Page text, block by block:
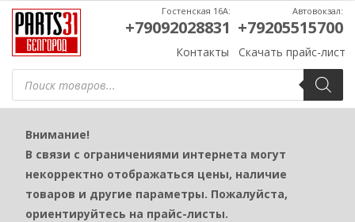
Поиск
товаров
Контакты Скачать прайс-лист
Гостенская 16А:
+79092028831
Автовокзал:
+79205515700
Внимание!
В связи с ограничениями интернета могут
некорректно отображаться цены, наличие
товаров и другие параметры. Пожалуйста,
ориентируйтесь на прайс-листы.